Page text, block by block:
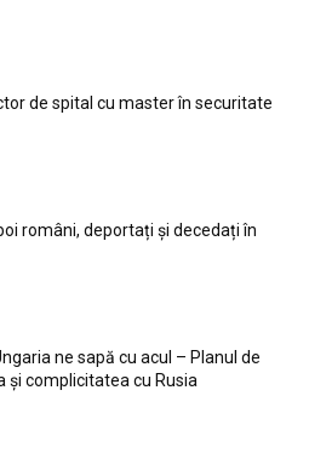
de spital cu master în securitate
români, deportați și decedați în
ne sapă cu acul – Planul de
și complicitatea cu Rusia